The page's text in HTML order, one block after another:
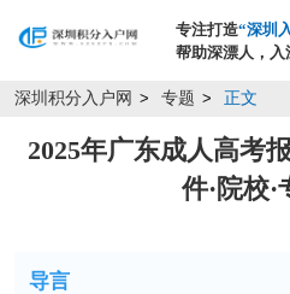
专注打造“深圳
帮助深漂人，入
深圳积分入户网 > 专题 > 正文
2025年广东成人高考
件·院校·
导言